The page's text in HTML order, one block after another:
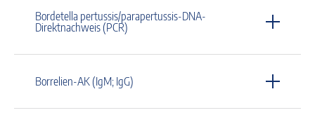
Bordetella pertussis/parapertussis-DNA-
Direktnachweis (PCR)
Borrelien-AK (IgM; IgG)